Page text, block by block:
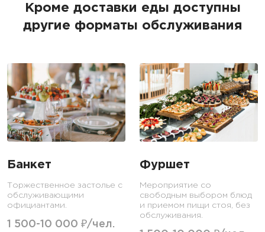
Кроме доставки еды доступны
другие форматы обслуживания
Банкет
Торжественное застолье с
обслуживающими
официантами.
1 500-10 000 ₽/чел.
Фуршет
Мероприятие со
свободным выбором блюд
и приемом пищи стоя, без
обслуживания.